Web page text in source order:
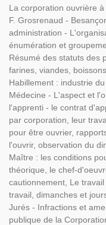
La corporation ouvrière
F. Grosrenaud -
administration -
énumération et
Résumé des statuts des
farines, viandes,
Habillement : industrie
Médecine - L'aspect et
l'apprenti - le contrat
par corporation, leur
pour être ouvrier,
l'ouvrir, observation du
Maître : les conditions
théorique, le chef-
cautionnement, Le
travail, dimanches et
Jurés - Infractions et
publique de la